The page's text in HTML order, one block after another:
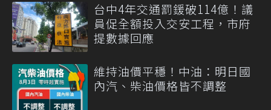
台中4年交通罰鍰破114億！議
員促全額投入交安工程，市府
提數據回應
維持油價平穩！中油：明日國
內汽、柴油價格皆不調整